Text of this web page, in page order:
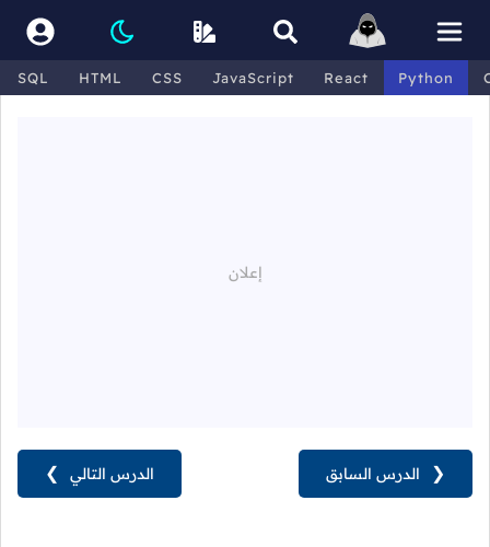
SQL HTML CSS JavaScript React Python
الدرس التالي ❯ ❮ الدرس السابق